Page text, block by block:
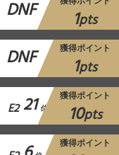
DNF 1pts
DNF 獲得ポイント
1pts
E2 21 位
獲得ポイント
10pts
獲得ポイント